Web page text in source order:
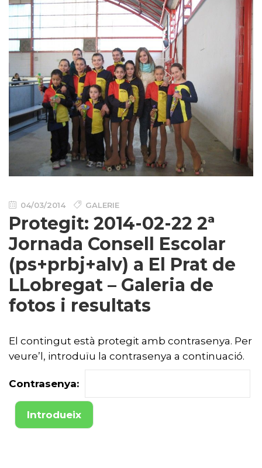
04/03/2014 GALERIE
Protegit: 2014-02-22 2ª
Jornada Consell Escolar
(ps+prbj+alv) a El Prat de
LLobregat – Galeria de
fotos i resultats
El contingut està protegit amb contrasenya. Per
veure’l, introduïu la contrasenya a continuació.
Contrasenya: